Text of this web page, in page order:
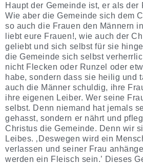
Haupt der Gemeinde ist, er als der
Wie aber die Gemeinde sich dem
so auch die Frauen den Männern
liebt eure Frauen!, wie auch der
geliebt und sich selbst für sie
die Gemeinde sich selbst
nicht Flecken oder Runzel oder
habe, sondern dass sie heilig und
auch die Männer schuldig, ihre
ihre eigenen Leiber. Wer seine
selbst. Denn niemand hat jemals
gehasst, sondern er nährt und
Christus die Gemeinde. Denn wir
Leibes. ‚Deswegen wird ein
verlassen und seiner Frau
werden ein Fleisch sein.’ Dieses